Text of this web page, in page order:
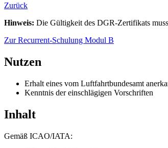
Zurück
Hinweis: Die Gültigkeit des DGR-Zertifikats
Zur Recurrent-Schulung Modul B
Nutzen
Erhalt eines vom Luftfahrtbundesamt
Kenntnis der einschlägigen Vorschriften
Inhalt
Gemäß ICAO/IATA: